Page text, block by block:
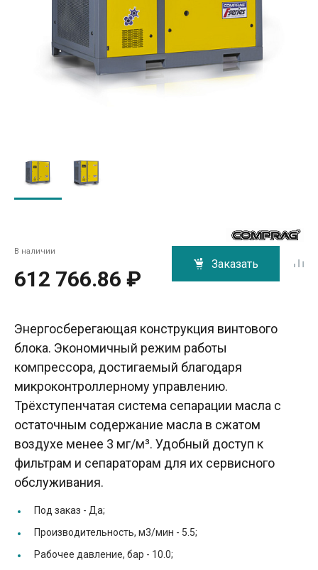
В наличии
612 766.86 ₽
Заказать
Энергосберегающая конструкция винтового
блока. Экономичный режим работы
компрессора, достигаемый благодаря
микроконтроллерному управлению.
Трёхступенчатая система сепарации масла с
остаточным содержание масла в сжатом
воздухе менее 3 мг/м³. Удобный доступ к
фильтрам и сепараторам для их сервисного
обслуживания.
Под заказ - Да;
Производительность, м3/мин - 5.5;
Рабочее давление, бар - 10.0;